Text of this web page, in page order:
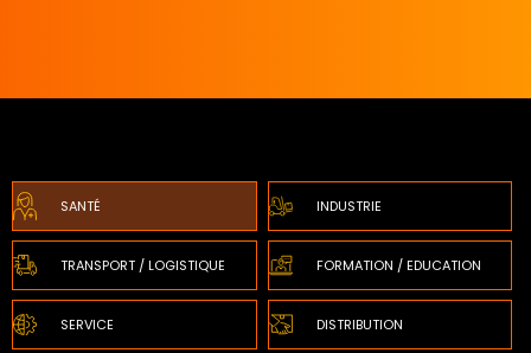
SANTÉ INDUSTRIE
TRANSPORT / LOGISTIQUE FORMATION / EDUCATION
SERVICE DISTRIBUTION